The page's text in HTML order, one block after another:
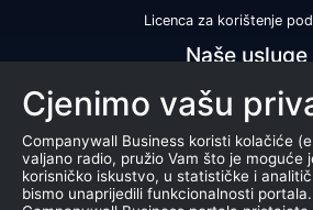
Licenca za korištenje
Naše usluge
Bonitetna ocjena
Bonitetno izvješće
Certifikat bonitetne
Proizvodi
Cjenimo vašu
Companywall Business koristi kolačiće
valjano radio, pružio Vam što je moguće
korisničko iskustvo, u statističke i
bismo unaprijedili funkcionalnosti